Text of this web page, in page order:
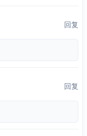
回复
回复